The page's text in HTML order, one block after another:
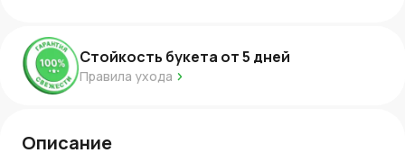
Стойкость букета от5 дней
Правила ухода
Описание